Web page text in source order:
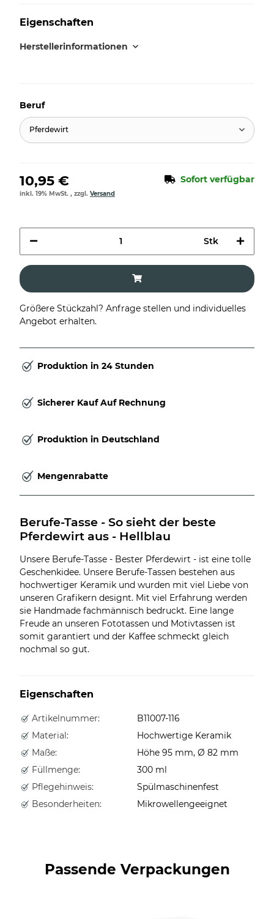
Eigenschaften
Herstellerinformationen
Beruf
Pferdewirt
10,95 € Sofort verfügbar
inkl. 19% MwSt. , zzgl. Versand
Stk
Größere Stückzahl? Anfrage stellen und individuelles
Angebot erhalten.
Produktion in 24 Stunden
Sicherer Kauf Auf Rechnung
Produktion in Deutschland
Mengenrabatte
Berufe-Tasse - So sieht der beste
Pferdewirt aus - Hellblau
Unsere Berufe-Tasse - Bester Pferdewirt - ist eine tolle
Geschenkidee. Unsere Berufe-Tassen bestehen aus
hochwertiger Keramik und wurden mit viel Liebe von
unseren Grafikern designt. Mit viel Erfahrung werden
sie Handmade fachmännisch bedruckt. Eine lange
Freude an unseren Fototassen und Motivtassen ist
somit garantiert und der Kaffee schmeckt gleich
nochmal so gut.
Eigenschaften
Artikelnummer:
B11007-116
Material:
Hochwertige Keramik
Maße:
Höhe 95 mm, Ø 82 mm
Füllmenge:
300 ml
Pflegehinweis:
Spülmaschinenfest
Besonderheiten:
Mikrowellengeeignet
Passende Verpackungen